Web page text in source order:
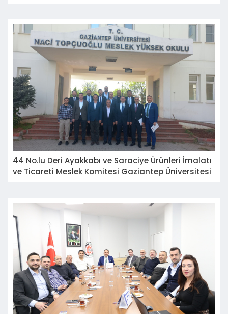
44 No.lu Deri Ayakkabı ve Saraciye Ürünleri İmalatı
ve Ticareti Meslek Komitesi Gaziantep Üniversitesi